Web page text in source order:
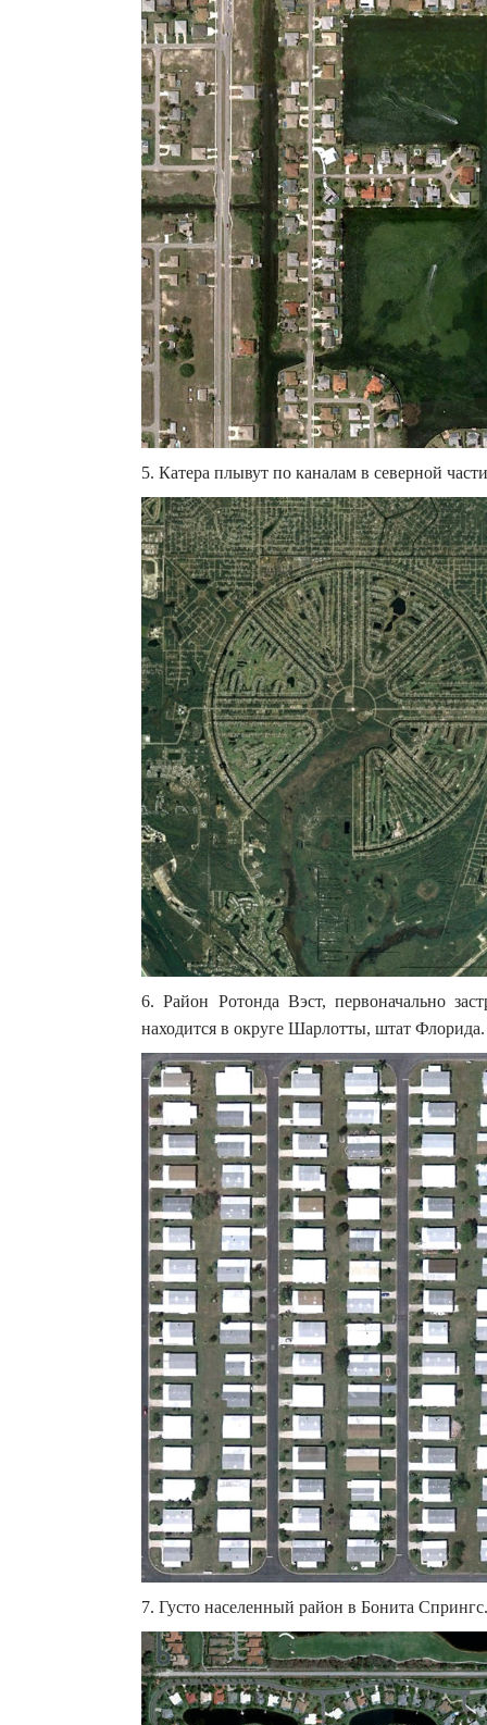
5. Катера плывут по каналам в северной
6. Район Ротонда Вэст, первоначально
находится в округе Шарлотты, штат
7. Густо населенный район в Бонита